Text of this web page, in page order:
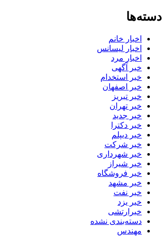
دسته‌ها
اخبار خانم
اخبار لیسانس
اخبار مرد
خبر آگهی
خبر استخدام
خبر اصفهان
خبر تبریز
خبر تهران
خبر جدید
خبر دکترا
خبر دیپلم
خبر شرکت
خبر شهرداری
خبر شیراز
خبر فروشگاه
خبر مشهد
خبر نفت
خبر یزد
خبرارتشی
دسته‌بندی نشده
مهندس